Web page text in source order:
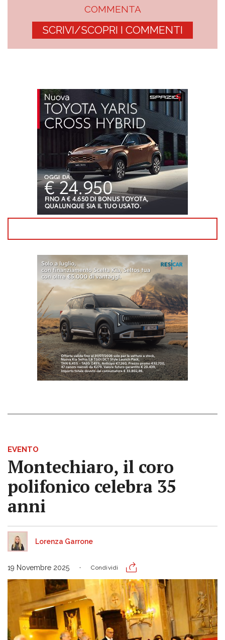
COMMENTA
SCRIVI/SCOPRI I COMMENTI
EVENTO
Montechiaro, il coro
polifonico celebra 35
anni
Lorenza Garrone
19 Novembre 2025 Condividi